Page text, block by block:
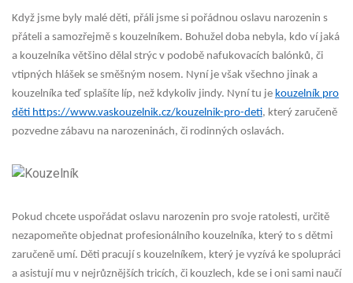
Když jsme byly malé děti, přáli jsme si pořádnou oslavu narozenin s
přáteli a samozřejmě s kouzelníkem. Bohužel doba nebyla, kdo ví jaká
a kouzelníka většino dělal strýc v podobě nafukovacích balónků, či
vtipných hlášek se směšným nosem. Nyní je však všechno jinak a
kouzelníka teď splašíte líp, než kdykoliv jindy. Nyní tu je kouzelník pro
děti https://www.vaskouzelnik.cz/kouzelnik-pro-deti, který zaručeně
pozvedne zábavu na narozeninách, či rodinných oslavách.
Pokud chcete uspořádat oslavu narozenin pro svoje ratolesti, určitě
nezapomeňte objednat profesionálního kouzelníka, který to s dětmi
zaručeně umí. Děti pracují s kouzelníkem, který je vyzívá ke spolupráci
a asistují mu v nejrůznějších tricích, či kouzlech, kde se i oni sami naučí